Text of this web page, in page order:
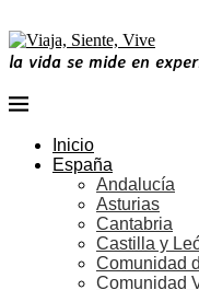
la vida se mide en
Inicio
España
Andalucía
Asturias
Cantabria
Castilla y
Comunidad
Comunidad